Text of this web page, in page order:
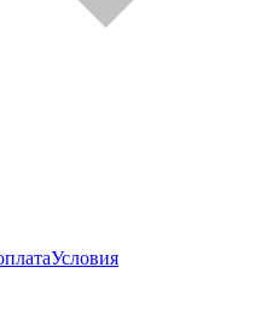
Условия